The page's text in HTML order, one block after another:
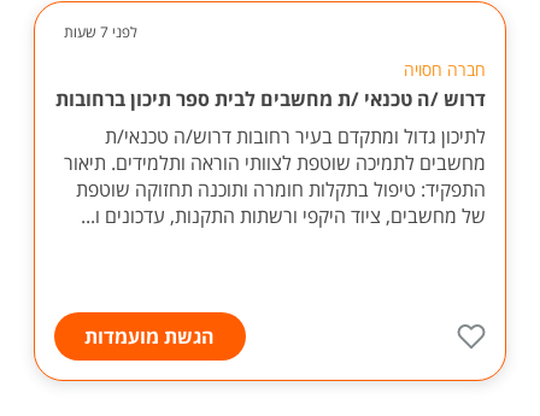
לפני 7 שעות
חברה חסויה
דרוש /ה טכנאי /ת מחשבים לבית ספר תיכון ברחובות
לתיכון גדול ומתקדם בעיר רחובות דרוש/ה טכנאי/ת
מחשבים לתמיכה שוטפת לצוותי הוראה ותלמידים. תיאור
התפקיד: טיפול בתקלות חומרה ותוכנה תחזוקה שוטפת
של מחשבים, ציוד היקפי ורשתות התקנות, עדכונים ו...
הגשת מועמדות